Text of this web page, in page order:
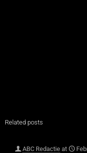
Related posts
ABC Redactie at